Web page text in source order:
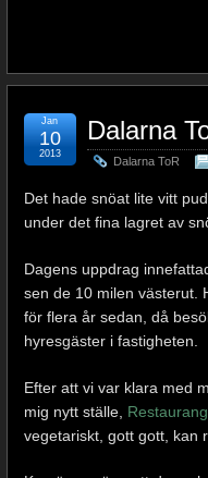
Dalarna
Dalarna ToR
Jan
10
2013
Det hade snöat lite vitt
under det fina lagret av
Dagens uppdrag
sen de 10 milen västerut.
för flera år sedan, då
hyresgäster i fastigheten.
Efter att vi var klara med
mig nytt ställe,
vegetariskt, gott gott, kan